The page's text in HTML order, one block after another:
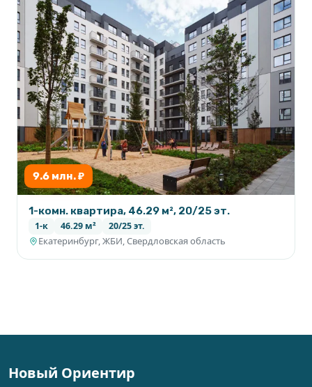
9.6 млн. ₽
1-комн. квартира, 46.29 м², 20/25 эт.
1-к 46.29 м² 20/25 эт.
Екатеринбург, ЖБИ, Свердловская область
Новый Ориентир